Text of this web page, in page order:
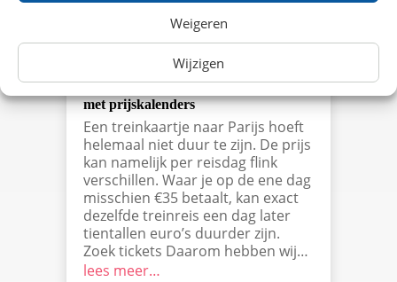
Weigeren
Wijzigen
Vergelijk treinkaartjes naar Parijs
met prijskalenders
Een treinkaartje naar Parijs hoeft
helemaal niet duur te zijn. De prijs
kan namelijk per reisdag flink
verschillen. Waar je op de ene dag
misschien €35 betaalt, kan exact
dezelfde treinreis een dag later
tientallen euro’s duurder zijn.
Zoek tickets Daarom hebben wij…
lees meer…